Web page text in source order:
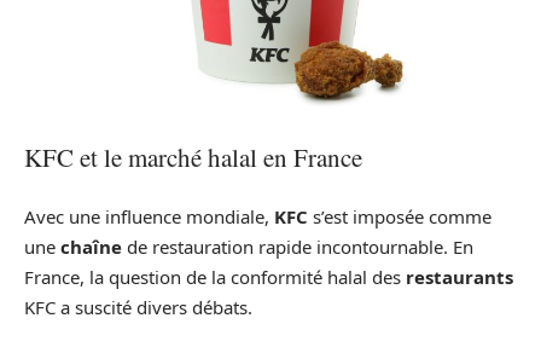
KFC et le marché halal en France
Avec une influence mondiale, KFC s’est imposée comme
une chaîne de restauration rapide incontournable. En
France, la question de la conformité halal des restaurants
KFC a suscité divers débats.